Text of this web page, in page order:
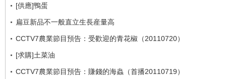
[供應]鴨蛋
扁豆新品不一般直立生長産量高
CCTV7農業節目預告：受歡迎的青花椒（20110720）
[求購]土菜油
CCTV7農業節目預告：賺錢的海蟲（首播20110719）